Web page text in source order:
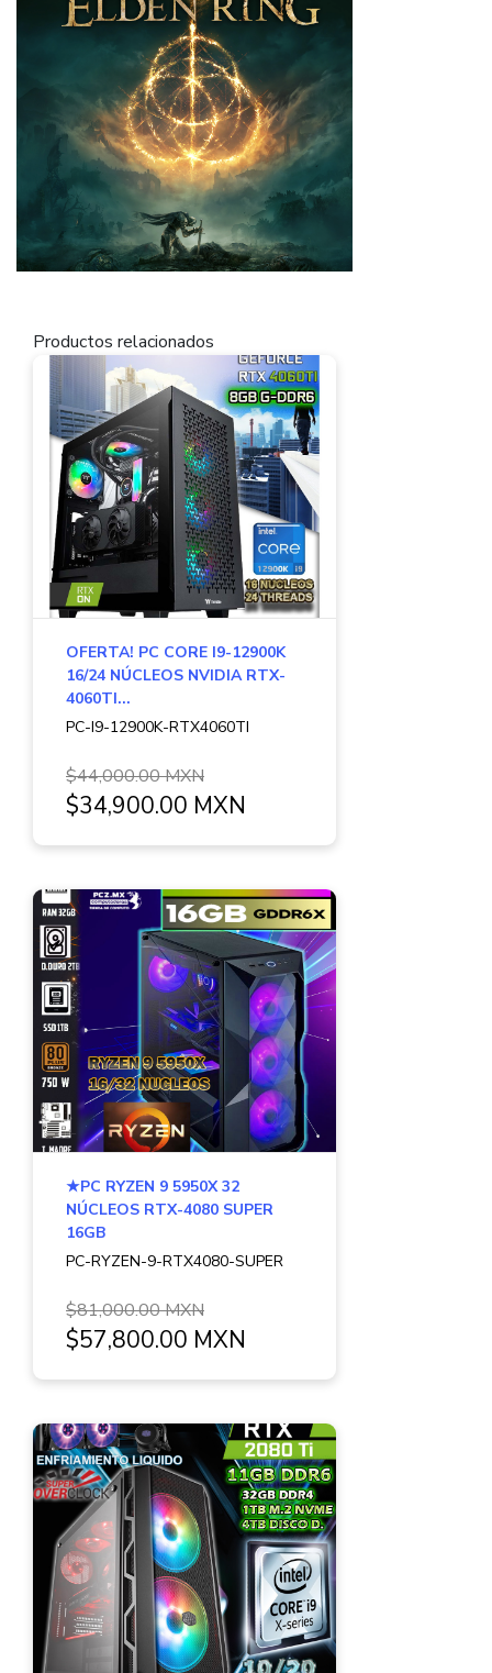
Productos relacionados
OFERTA! PC CORE I9-12900K
16/24 NÚCLEOS NVIDIA RTX-
4060TI...
PC-I9-12900K-RTX4060TI
$44,000.00 MXN
$34,900.00 MXN
★PC RYZEN 9 5950X 32
NÚCLEOS RTX-4080 SUPER
16GB
PC-RYZEN-9-RTX4080-SUPER
$81,000.00 MXN
$57,800.00 MXN